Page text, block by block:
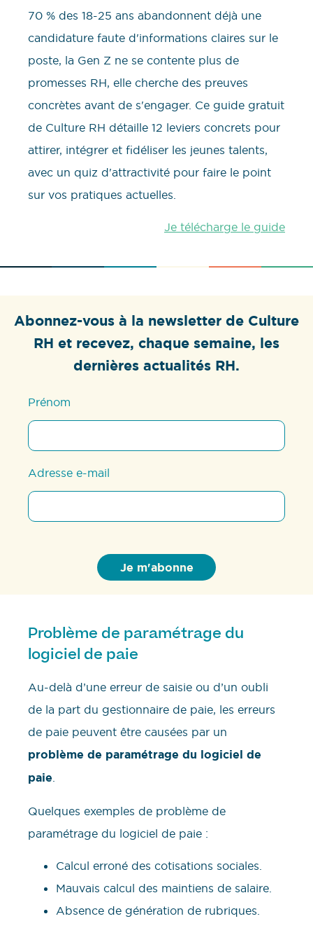
70 % des 18-25 ans abandonnent déjà une
candidature faute d'informations claires sur le
poste, la Gen Z ne se contente plus de
promesses RH, elle cherche des preuves
concrètes avant de s'engager. Ce guide gratuit
de Culture RH détaille 12 leviers concrets pour
attirer, intégrer et fidéliser les jeunes talents,
avec un quiz d'attractivité pour faire le point
sur vos pratiques actuelles.
Je télécharge le guide
Abonnez-vous à la newsletter de Culture
RH et recevez, chaque semaine, les
dernières actualités RH.
Prénom
Adresse e-mail
Problème de paramétrage du
logiciel de paie
Au-delà d’une erreur de saisie ou d’un oubli
de la part du gestionnaire de paie, les erreurs
de paie peuvent être causées par un
problème de paramétrage du logiciel de
paie.
Quelques exemples de problème de
paramétrage du logiciel de paie :
Calcul erroné des cotisations sociales.
Mauvais calcul des maintiens de salaire.
Absence de génération de rubriques.